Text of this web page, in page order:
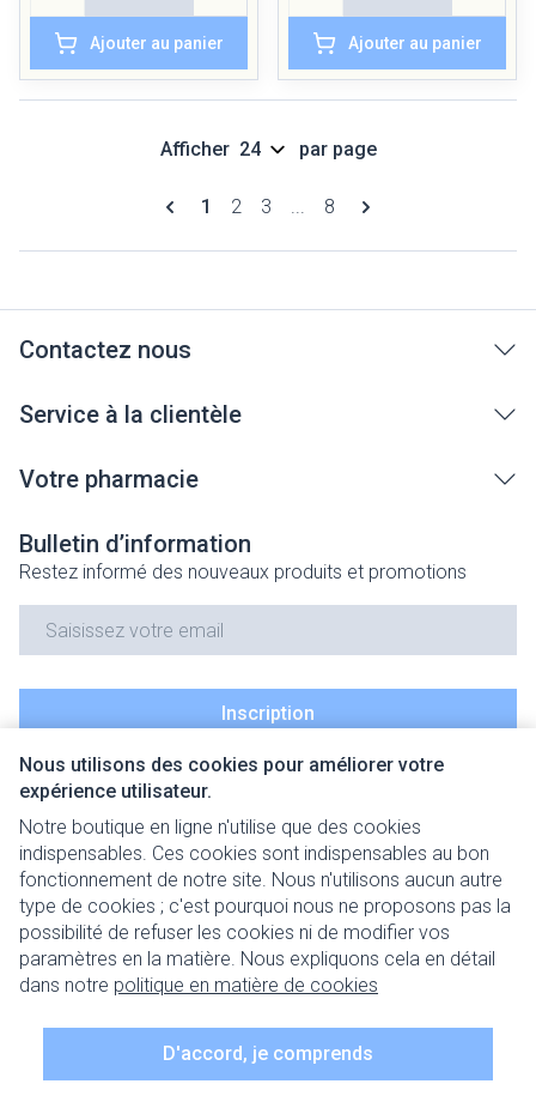
Nous utilisons des cookies pour améliorer votre
expérience utilisateur.
Notre boutique en ligne n'utilise que des cookies
indispensables. Ces cookies sont indispensables au bon
fonctionnement de notre site. Nous n'utilisons aucun autre
type de cookies ; c'est pourquoi nous ne proposons pas la
possibilité de refuser les cookies ni de modifier vos
paramètres en la matière. Nous expliquons cela en détail
dans notre politique en matière de cookies
D'accord, je comprends
Ajouter au panier Ajouter au panier
Pages
Vous lisez actuellement la page
1 Page
2 Page
3 ... Page
8
Afficher par page
Contactez nous
Service à la clientèle
Votre pharmacie
Bulletin d’information
Restez informé des nouveaux produits et promotions
Inscription
En cliquant sur s'abonner, vous vous abonnez à notre newsletter
et acceptez notrepolitique de confidentialité
Liens légaux